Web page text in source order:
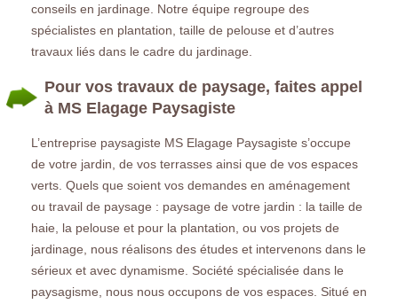
conseils en jardinage. Notre équipe regroupe des
spécialistes en plantation, taille de pelouse et d’autres
travaux liés dans le cadre du jardinage.
Pour vos travaux de paysage, faites appel
à MS Elagage Paysagiste
L’entreprise paysagiste MS Elagage Paysagiste s’occupe
de votre jardin, de vos terrasses ainsi que de vos espaces
verts. Quels que soient vos demandes en aménagement
ou travail de paysage : paysage de votre jardin : la taille de
haie, la pelouse et pour la plantation, ou vos projets de
jardinage, nous réalisons des études et intervenons dans le
sérieux et avec dynamisme. Société spécialisée dans le
paysagisme, nous nous occupons de vos espaces. Situé en